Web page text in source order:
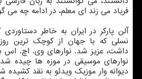
فریاد می زند ای معلم، در ادامه چه می
آلن پارکر در ایران به خاطر
نسلی که با جهان از کوچک ترین
داشت، عزیز شد. نوارهای وی. اچ. اس
نوارهای موسیقی در موزه ها چیده
دیوانه وار موزیک ویدئو به نقد